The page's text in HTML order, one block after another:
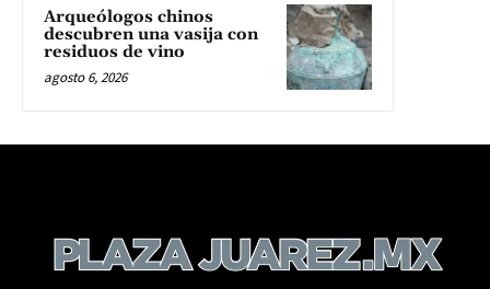
Arqueólogos chinos
descubren una vasija con
residuos de vino
agosto 6, 2026